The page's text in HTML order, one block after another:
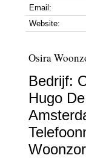
Email:
Website:
Osira
Bedrijf:
Hugo